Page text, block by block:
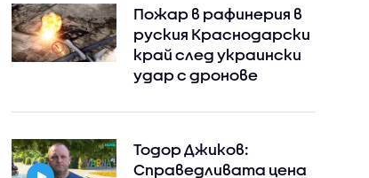
Пожар в рафинерия в
руския Краснодарски
край след украински
удар с дронове
Тодор Джиков:
Справедливата цена